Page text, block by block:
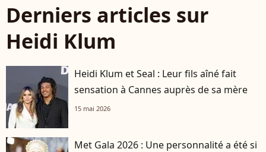
Derniers articles sur
Heidi Klum
Heidi Klum et Seal : Leur fils aîné fait
sensation à Cannes auprès de sa mère
15 mai 2026
Met Gala 2026 : Une personnalité a été si